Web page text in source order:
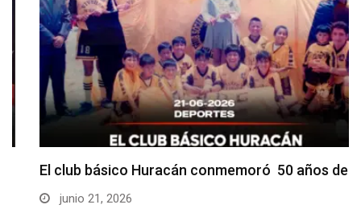
El club básico Huracán conmemoró 50 años de…
junio 21, 2026